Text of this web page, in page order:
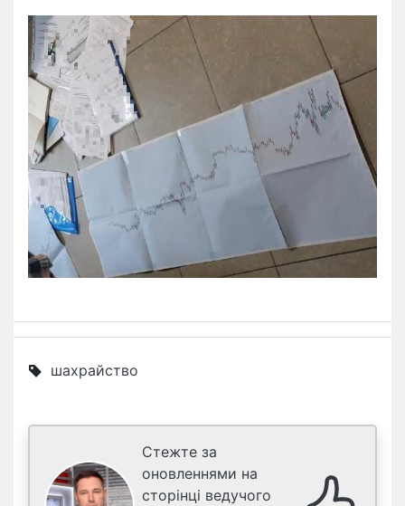
шахрайство
Стежте за
оновленнями на
сторінці ведучого